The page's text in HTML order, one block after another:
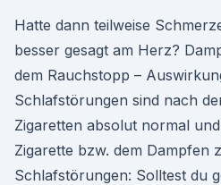
Hatte dann teilweise
besser gesagt am Herz?
dem Rauchstopp –
Schlafstörungen sind nach
Zigaretten absolut normal
Zigarette bzw. dem Dampfen
Schlafstörungen: Solltest du